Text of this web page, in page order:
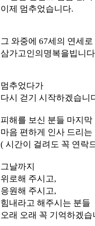
이제 멈추었습니다.
그 와중에 67세의 연세
삼가고인의명복을빕니
멈추었다가
다시 걷기 시작하겠습니
피해를 보신 분들 마지막
마음 편하게 인사 드리
( 시간이 걸려도 꼭 연락
그날까지
위로해 주시고,
응원해 주시고,
힘내라고 해주시는 분들
오래 오래 꼭 기억하겠습